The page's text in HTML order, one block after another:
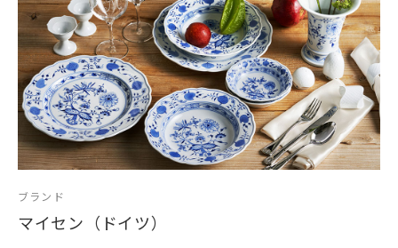
お気に入りの食器で優雅なお食事時間をぜひお過ごしくださ
い。
日頃お世話になっている方、大切な方へ
特別な記念日に心を込めた上品な贈り物、お祝いのギフトや
プレゼントとしてだけでなく
頑張った自分へのご褒美としても最適です。
ブランド
マイセン（ドイツ）